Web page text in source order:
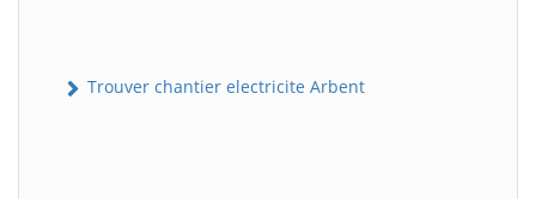
Trouver chantier electricite Arbent